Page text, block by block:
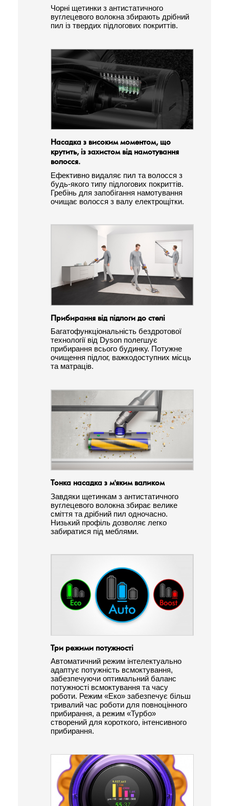
Чорні щетинки з антистатичного
вуглецевого волокна збирають дрібний
пил із твердих підлогових покриттів.
Насадка з високим моментом, що
крутить, із захистом від намотування
волосся.
Ефективно видаляє пил та волосся з
будь-якого типу підлогових покриттів.
Гребінь для запобігання намотування
очищає волосся з валу електрощітки.
Прибирання від підлоги до стелі
Багатофункціональність бездротової
технології від Dyson полегшує
прибирання всього будинку. Потужне
очищення підлог, важкодоступних місць
та матраців.
Тонка насадка з м'яким валиком
Завдяки щетинкам з антистатичного
вуглецевого волокна збирає велике
сміття та дрібний пил одночасно.
Низький профіль дозволяє легко
забиратися під меблями.
Три режими потужності
Автоматичний режим інтелектуально
адаптує потужність всмоктування,
забезпечуючи оптимальний баланс
потужності всмоктування та часу
роботи. Режим «Еко» забезпечує більш
тривалий час роботи для повноцінного
прибирання, а режим «Турбо»
створений для короткого, інтенсивного
прибирання.